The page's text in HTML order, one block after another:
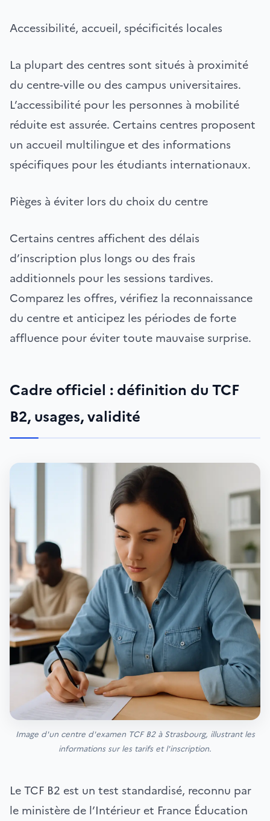
Accessibilité, accueil, spécificités locales
La plupart des centres sont situés à proximité
du centre-ville ou des campus universitaires.
L’accessibilité pour les personnes à mobilité
réduite est assurée. Certains centres proposent
un accueil multilingue et des informations
spécifiques pour les étudiants internationaux.
Pièges à éviter lors du choix du centre
Certains centres affichent des délais
d’inscription plus longs ou des frais
additionnels pour les sessions tardives.
Comparez les offres, vérifiez la reconnaissance
du centre et anticipez les périodes de forte
affluence pour éviter toute mauvaise surprise.
Cadre officiel : définition du TCF
B2, usages, validité
Image d'un centre d'examen TCF B2 à Strasbourg, illustrant les
informations sur les tarifs et l'inscription.
Le TCF B2 est un test standardisé, reconnu par
le ministère de l’Intérieur et France Éducation